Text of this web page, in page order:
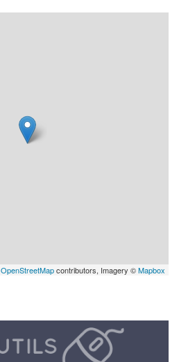
OpenStreetMapcontributors, Imagery ©Mapbox